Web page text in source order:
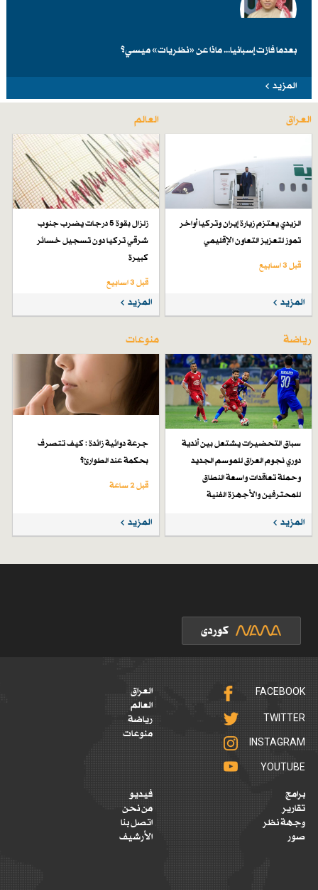
بعدما فازت إسبانيا... ماذا عن «نظريات» ميسي؟
المزيد
العراق
الزيدي يعتزم زيارة إيران وتركيا أواخر
تموز لتعزيز التعاون الإقليمي
قبل 3 اسابیع
المزيد
العالم
زلزال بقوة 5 درجات يضرب جنوب
شرقي تركيا دون تسجيل خسائر
كبيرة
قبل 3 اسابیع
المزيد
رياضة
سباق التحضيرات يشتعل بين أندية
دوري نجوم العراق للموسم الجديد
وحملة تعاقدات واسعة النطاق
للمحترفين والأجهزة الفنية
قبل 4 أيام
المزيد
منوعات
جرعة دوائية زائدة : كيف تتصرف
بحكمة عند الطوارئ؟
قبل 2 ساعة
المزيد
FACEBOOK
TWITTER
INSTAGRAM
YOUTUBE
العراق
العالم
رياضة
منوعات
برامج
تقارير
وجهة نظر
صور
فيديو
من نحن
اتصل بنا
الأرشيف